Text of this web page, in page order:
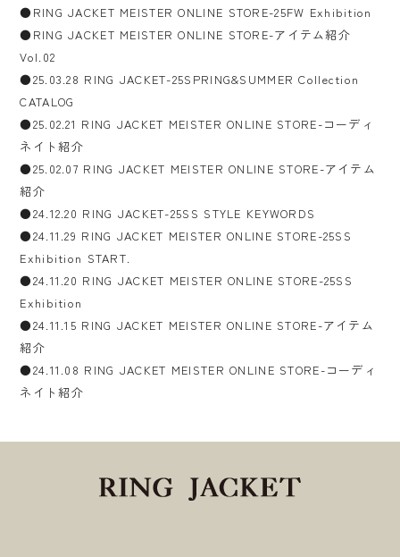
●RING JACKET MEISTER ONLINE STORE-25FW Exhibition
●RING JACKET MEISTER ONLINE STORE-アイテム紹介
Vol.02
●25.03.28 RING JACKET-25SPRING&SUMMER Collection
CATALOG
●25.02.21 RING JACKET MEISTER ONLINE STORE-コーディ
ネイト紹介
●25.02.07 RING JACKET MEISTER ONLINE STORE-アイテム
紹介
●24.12.20 RING JACKET-25SS STYLE KEYWORDS
●24.11.29 RING JACKET MEISTER ONLINE STORE-25SS
Exhibition START.
●24.11.20 RING JACKET MEISTER ONLINE STORE-25SS
Exhibition
●24.11.15 RING JACKET MEISTER ONLINE STORE-アイテム
紹介
●24.11.08 RING JACKET MEISTER ONLINE STORE-コーディ
ネイト紹介